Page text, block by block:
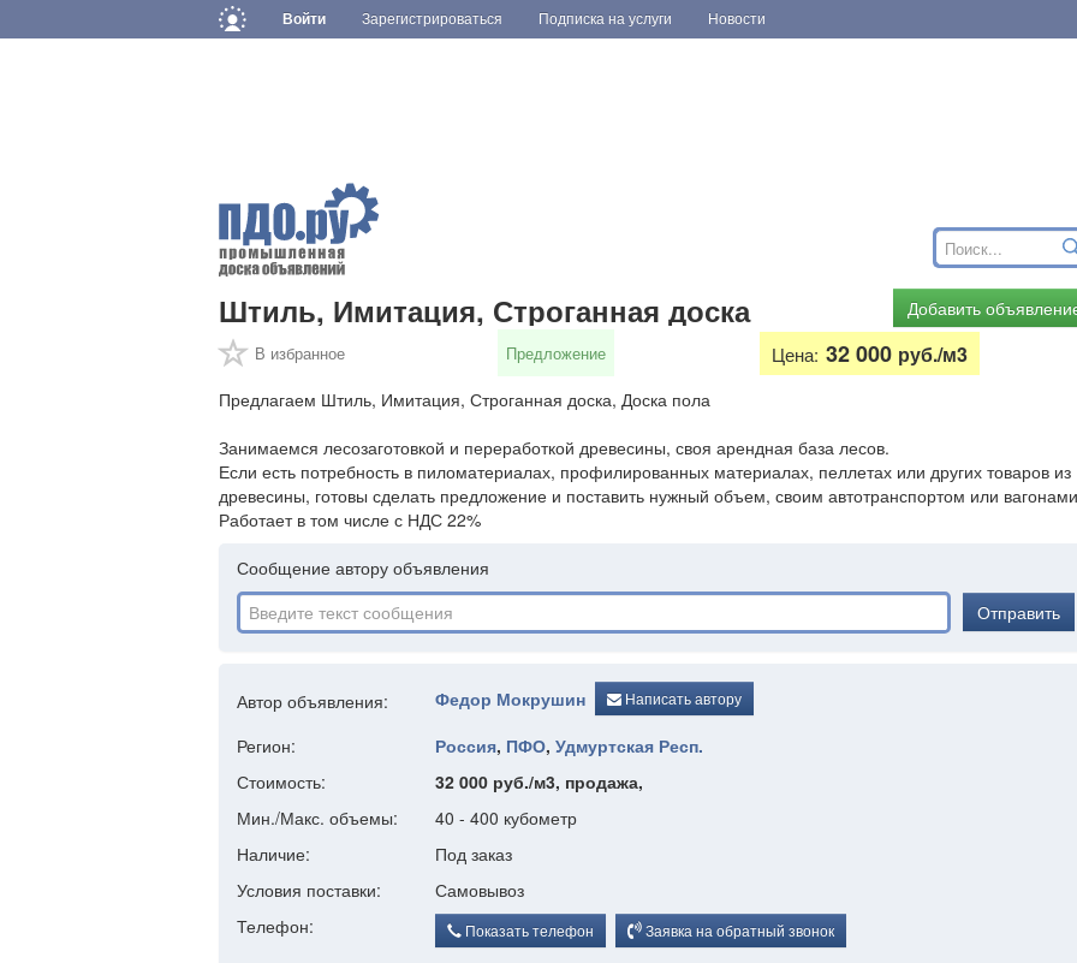
Войти Зарегистрироваться Подписка на услуги Новости
Штиль, Имитация, Строганная доска Добавить
В избранное Предложение Цена: 32 000 руб./м3
Предлагаем Штиль, Имитация, Строганная доска, Доска пола
Занимаемся лесозаготовкой и переработкой древесины, своя арендная база лесов.
Если есть потребность в пиломатериалах, профилированных материалах, пеллетах или других товаров из
древесины, готовы сделать предложение и поставить нужный объем, своим автотранспортом или
Работает в том числе с НДС 22%
Сообщение автору объявления
Отправить
Автор объявления: Федор Мокрушин Написать автору
Регион: Россия, ПФО, Удмуртская Респ.
Стоимость:
32 000 руб./м3, продажа,
Мин./Макс. объемы:
40 - 400 кубометр
Наличие:
Под заказ
Условия поставки:
Самовывоз
Телефон:
Показать телефон Заявка на обратный звонок